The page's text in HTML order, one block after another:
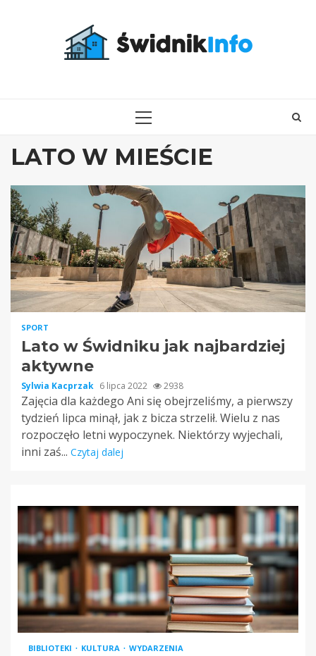
PRIMARY
LATO W MIEŚCIE
SPORT
Lato w Świdniku jak najbardziej
aktywne
Sylwia Kacprzak 6 lipca 2022 2938
Zajęcia dla każdego Ani się obejrzeliśmy, a pierwszy
tydzień lipca minął, jak z bicza strzelił. Wielu z nas
rozpoczęło letni wypoczynek. Niektórzy wyjechali,
inni zaś... Czytaj dalej
BIBLIOTEKI KULTURA WYDARZENIA